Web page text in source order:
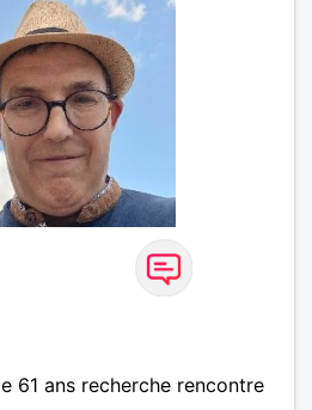
61 ans recherche rencontre